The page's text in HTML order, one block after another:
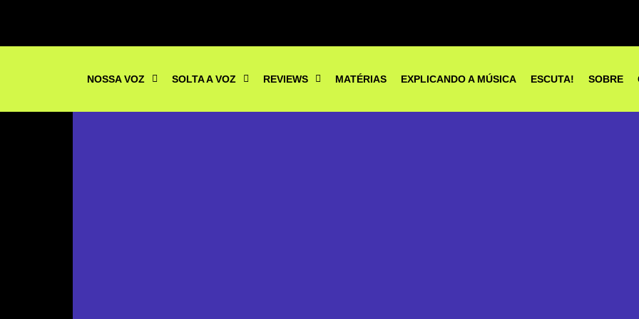
NOSSA VOZ SOLTA A VOZ REVIEWS MATÉRIAS EXPLICANDO A MÚSICA ESCUTA! SOBRE